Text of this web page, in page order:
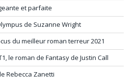
et parfaite
de Suzanne Wright
du meilleur roman terreur 2021
le roman de Fantasy de Justin Call
Rebecca Zanetti